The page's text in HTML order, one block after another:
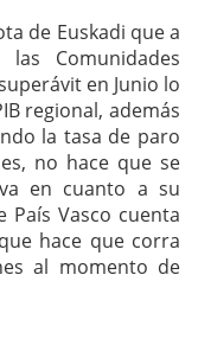
de Euskadi que a
Comunidades
en Junio lo
regional, además
la tasa de paro
no hace que se
en cuanto a su
País Vasco cuenta
hace que corra
al momento de